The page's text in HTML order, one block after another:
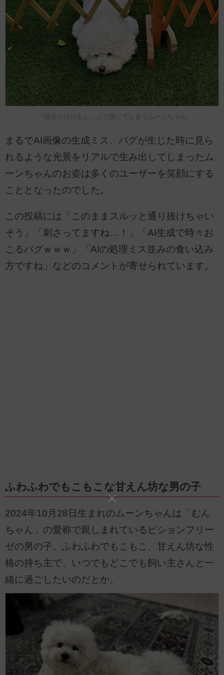
『寝るだけだもん』ふて寝してしまうムーンちゃん
まるでAI画像の生成ミス、バグが生じた時に見ら
れるような光景をリアルで生み出してしまったム
ーンちゃんのお姿は多くのユーザーを笑顔にする
こととなったのでした。
この投稿には「このままスルッと通り抜けちゃい
そう」「刺さってますね…！」「AI生成で時々お
こるバグｗｗｗ」「AIの処理ミス並みの食い込み
方ですね」などのコメントが寄せられています。
ふわふわでもこもこな甘えん坊な男の子
2024年10月28日生まれのムーンちゃんは「むん
ちゃん」の愛称で親しまれているビションフリー
ゼの男の子。ふわふわでもこもこ、甘えん坊な性
格の持ち主で、いつでもどこでも飼い主さんと一
緒に過ごしたいのだとか。